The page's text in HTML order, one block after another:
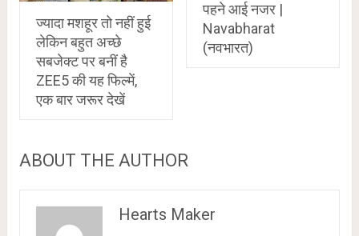
ज्यादा मशहूर तो नहीं हुई
लेकिन बहुत अच्छे
सबजेक्ट पर बनीं है
ZEE5 की यह फिल्में,
एक बार जरूर देखें
पहने आई नजर |
Navabharat
(नवभारत)
ABOUT THE AUTHOR
Hearts Maker